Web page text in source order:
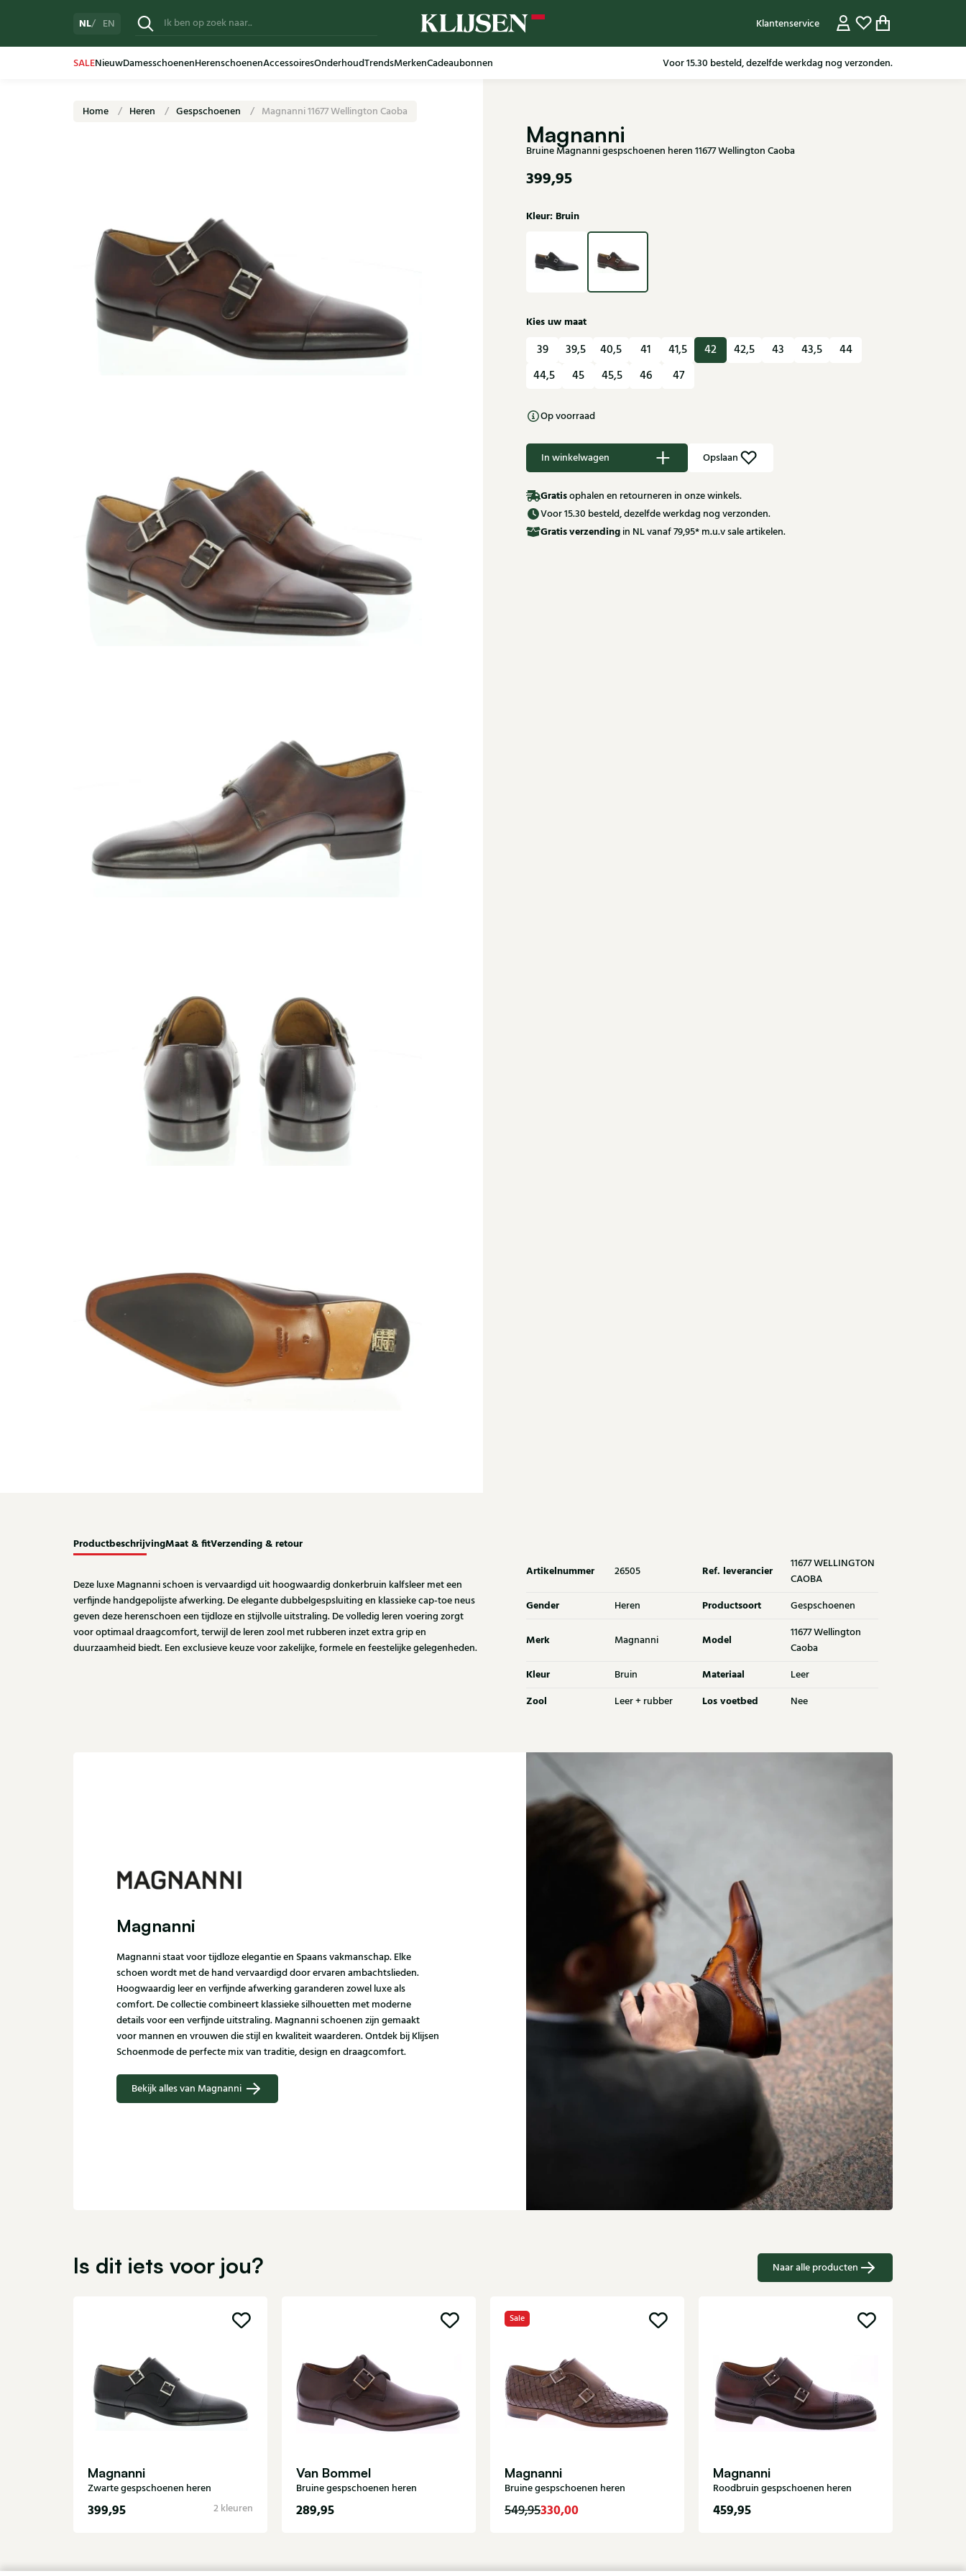
NL EN Klantenservice
SALENieuwDamesschoenenHerenschoenenAccessoiresOnderhoudTrendsMerkenCadeaubonnen Gratis verzending in NL vanaf 79,95* m.u.v sale artikelen.
Home Heren Gespschoenen Magnanni 11677 Wellington Caoba
Magnanni
Bruine Magnanni gespschoenen heren 11677 Wellington Caoba
399,95
Kleur: Bruin
Kies uw maat
39 39,5 40,5 41 41,5 42 42,5 43 43,5
44
44,5
45 45,5 46 47
Op voorraad
In winkelwagen Opslaan
Gratisophalen en retourneren in onze winkels.
Voor 15.30 besteld, dezelfde werkdag nog verzonden.
Gratisverzending in NL vanaf 79,95* m.u.v sale artikelen.
ProductbeschrijvingMaat & fitVerzending & retour
Deze luxe Magnanni schoen is vervaardigd uit hoogwaardig donkerbruin kalfsleer met een
verfijnde handgepolijste afwerking. De elegante dubbelgespsluiting en klassieke cap-toe neus
geven deze herenschoen een tijdloze en stijlvolle uitstraling. De volledig leren voering zorgt
voor optimaal draagcomfort, terwijl de leren zool met rubberen inzet extra grip en
duurzaamheid biedt. Een exclusieve keuze voor zakelijke, formele en feestelijke gelegenheden.
Artikelnummer 26505 Ref. leverancier
11677 WELLINGTON
CAOBA
Gender Heren Productsoort Gespschoenen
Merk Magnanni Model
11677 Wellington
Caoba
Kleur Bruin Materiaal Leer
Zool Leer + rubber Los voetbed Nee
Magnanni
Magnanni staat voor tijdloze elegantie en Spaans vakmanschap. Elke
schoen wordt met de hand vervaardigd door ervaren ambachtslieden.
Hoogwaardig leer en verfijnde afwerking garanderen zowel luxe als
comfort. De collectie combineert klassieke silhouetten met moderne
details voor een verfijnde uitstraling. Magnanni schoenen zijn gemaakt
voor mannen en vrouwen die stijl en kwaliteit waarderen. Ontdek bij Klijsen
Schoenmode de perfecte mix van traditie, design en draagcomfort.
Bekijk alles van Magnanni
Is dit iets voor jou? Naar alle producten
Magnanni
Zwarte gespschoenen heren
399,95 2 kleuren
Van Bommel
Bruine gespschoenen heren
289,95
Sale
Magnanni
Bruine gespschoenen heren
549,95330,00
Magnanni
Roodbruin gespschoenen heren
459,95